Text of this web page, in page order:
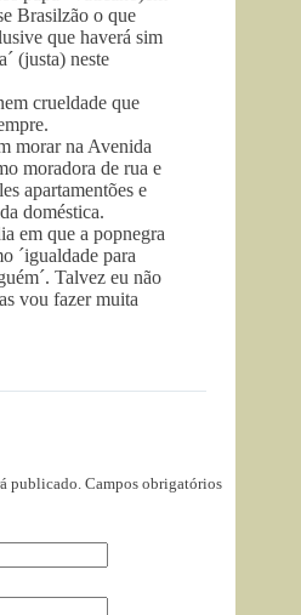
Brasilzão o que
que haverá sim
(justa) neste
crueldade que
morar na Avenida
moradora de rua e
apartamentões e
doméstica.
em que a popnegra
´igualdade para
Talvez eu não
vou fazer muita
publicado. Campos obrigatórios